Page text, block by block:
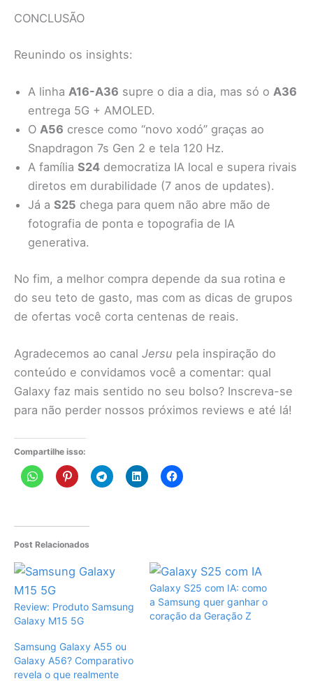
CONCLUSÃO
Reunindo os insights:
A linha A16-A36 supre o dia a dia, mas só o A36
entrega 5G + AMOLED.
O A56 cresce como “novo xodó” graças ao
Snapdragon 7s Gen 2 e tela 120 Hz.
A família S24 democratiza IA local e supera rivais
diretos em durabilidade (7 anos de updates).
Já a S25 chega para quem não abre mão de
fotografia de ponta e topografia de IA
generativa.
No fim, a melhor compra depende da sua rotina e
do seu teto de gasto, mas com as dicas de grupos
de ofertas você corta centenas de reais.
Agradecemos ao canal Jersu pela inspiração do
conteúdo e convidamos você a comentar: qual
Galaxy faz mais sentido no seu bolso? Inscreva-se
para não perder nossos próximos reviews e até lá!
Compartilhe isso:
Post Relacionados
Review: Produto Samsung
Galaxy M15 5G
Galaxy S25 com IA: como
a Samsung quer ganhar o
coração da Geração Z
Samsung Galaxy A55 ou
Galaxy A56? Comparativo
revela o que realmente